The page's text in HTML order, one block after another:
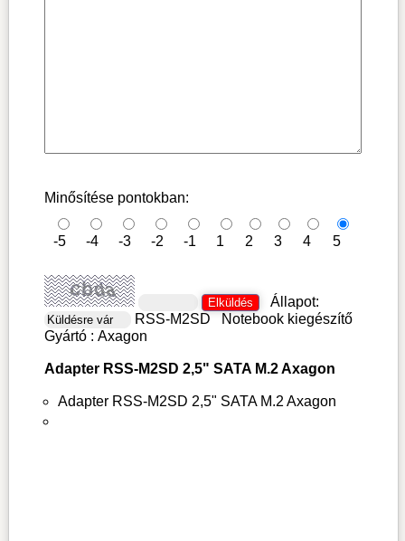
Minősítése pontokban:
-5 -4 -3 -2 -1 1 2 3 4 5
Állapot:
RSS-M2SD
Notebook kiegészítő
Gyártó : Axagon
Adapter RSS-M2SD 2,5" SATA M.2 Axagon
Adapter RSS-M2SD 2,5" SATA M.2 Axagon